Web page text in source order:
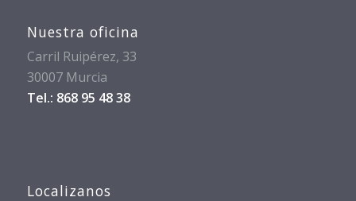
Nuestra oficina
Carril Ruipérez, 33
30007 Murcia
Tel.: 868 95 48 38
Localizanos